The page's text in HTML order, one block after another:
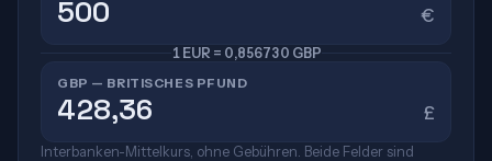
€
1 EUR = 0,856730 GBP
GBP — BRITISCHES PFUND
£
Interbanken-Mittelkurs, ohne Gebühren. Beide Felder sind